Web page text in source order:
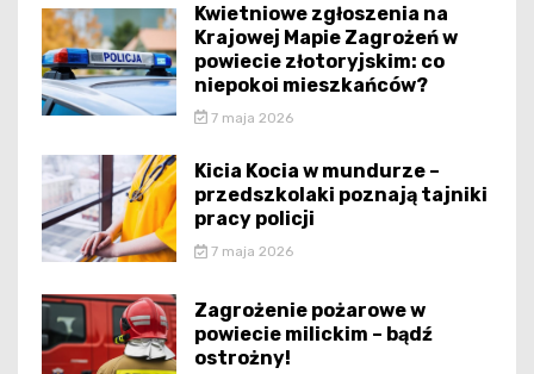
Kwietniowe zgłoszenia na
Krajowej Mapie Zagrożeń w
powiecie złotoryjskim: co
niepokoi mieszkańców?
7 maja 2026
Kicia Kocia w mundurze –
przedszkolaki poznają tajniki
pracy policji
7 maja 2026
Zagrożenie pożarowe w
powiecie milickim – bądź
ostrożny!